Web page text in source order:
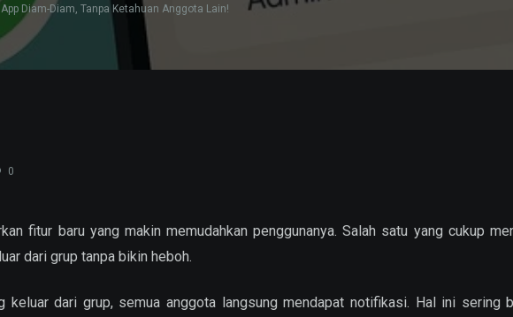
Diam-Diam, Tanpa Ketahuan Anggota Lain!
0
fitur baru yang makin memudahkan penggunanya. Salah satu yang cukup
dari grup tanpa bikin heboh.
keluar dari grup, semua anggota langsung mendapat notifikasi. Hal ini sering